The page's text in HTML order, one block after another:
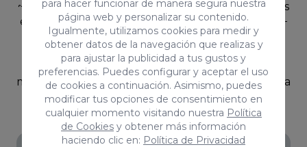
~transporte y zona de restauración.~~Condiciones
económicas~Renta mensual: 340,91 € + IGIC 7% −
IRPF 19%~Ideal para desarrollar tu actividad
profesional en una ubicación agradable y bien
comunicad~~~~Los datos expuestos son
meramente orientativos y se encuentran sujetos a
errores u omisiones involuntarias.~~
para hacer funcionar de manera segura nuestra
página web y personalizar su contenido.
Igualmente, utilizamos cookies para medir y
obtener datos de la navegación que realizas y
para ajustar la publicidad a tus gustos y
preferencias. Puedes configurar y aceptar el uso
de cookies a continuación. Asimismo, puedes
modificar tus opciones de consentimiento en
cualquier momento visitando nuestra Política
de Cookies y obtener más información
haciendo clic en: Política de Privacidad